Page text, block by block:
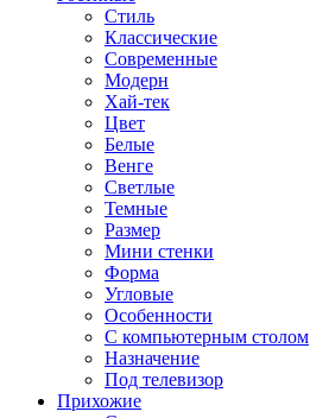
Стиль
Классические
Современные
Модерн
Хай-тек
Цвет
Белые
Венге
Светлые
Темные
Размер
Мини стенки
Форма
Угловые
Особенности
С компьютерным столом
Назначение
Под телевизор
Прихожие